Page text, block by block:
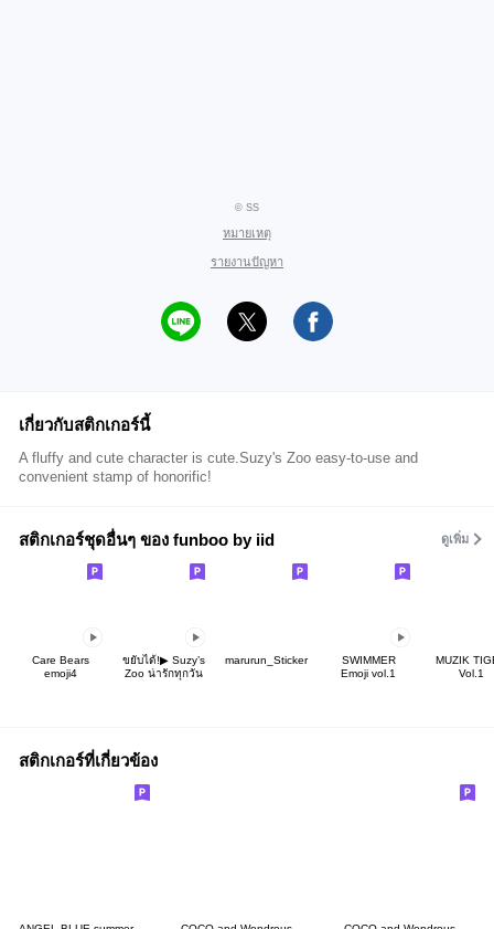
© SS
หมายเหตุ
รายงานปัญหา
เกี่ยวกับสติกเกอร์นี้
A fluffy and cute character is cute.Suzy's Zoo easy-to-use and
convenient stamp of honorific!
สติกเกอร์ชุดอื่นๆ ของ funboo by iid ดูเพิ่ม
Care Bears
emoji4
ขยับได้!▶︎ Suzy’s
Zoo น่ารักทุกวัน
marurun_Sticker
SWIMMER
Emoji vol.1
MUZIK
Vol.1
สติกเกอร์ที่เกี่ยวข้อง